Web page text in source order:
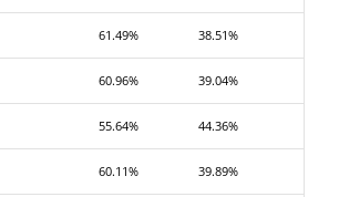
61.49% 38.51%
60.96% 39.04%
55.64% 44.36%
60.11% 39.89%